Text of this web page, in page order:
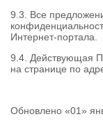
9.3. Все
Интернет-портала.
9.4. Действующая
на странице по
Обновлено «01»